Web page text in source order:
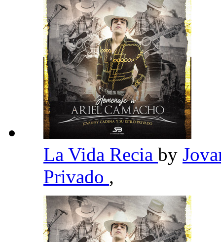
La Vida Recia by
Privado ,